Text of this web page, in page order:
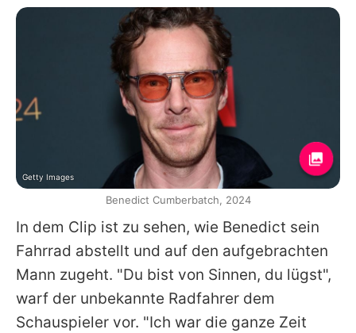
In dem Clip ist zu sehen, wie Benedict sein
Fahrrad abstellt und auf den aufgebrachten
Mann zugeht. "Du bist von Sinnen, du lügst",
warf der unbekannte Radfahrer dem
Schauspieler vor. "Ich war die ganze Zeit
Getty Images
Benedict Cumberbatch, 2024